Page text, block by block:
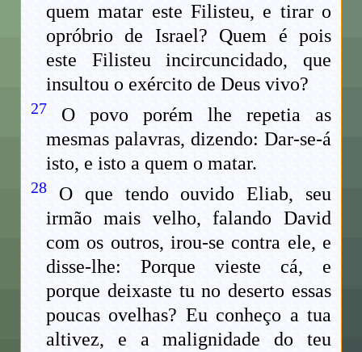
quem matar este Filisteu, e tirar o
opróbrio de Israel? Quem é pois
este Filisteu incircuncidado, que
insultou o exército de Deus vivo?
27 O povo porém lhe repetia as
mesmas palavras, dizendo: Dar-se-á
isto, e isto a quem o matar.
28 O que tendo ouvido Eliab, seu
irmão mais velho, falando David
com os outros, irou-se contra ele, e
disse-lhe: Porque vieste cá, e
porque deixaste tu no deserto essas
poucas ovelhas? Eu conheço a tua
altivez, e a malignidade do teu